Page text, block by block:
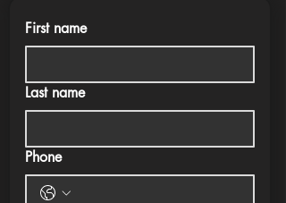
First name
Last name
Phone